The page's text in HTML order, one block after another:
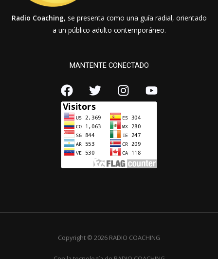
Radio Coaching, se presenta como una guía radial, orientado
a un público adulto contemporáneo.
MANTENTE CONECTADO
Copyright © 2026 RADIO COACHING